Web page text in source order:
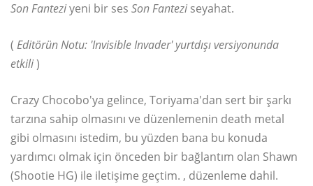
Son Fanteziyeni bir ses Son Fantezi seyahat.
( Editörün Notu: 'Invisible Invader' yurtdışı versiyonunda
etkili)
Crazy Chocobo'ya gelince, Toriyama'dan sert bir şarkı
tarzına sahip olmasını ve düzenlemenin death metal
gibi olmasını istedim, bu yüzden bana bu konuda
yardımcı olmak için önceden bir bağlantım olan Shawn
(Shootie HG) ile iletişime geçtim. , düzenleme dahil.